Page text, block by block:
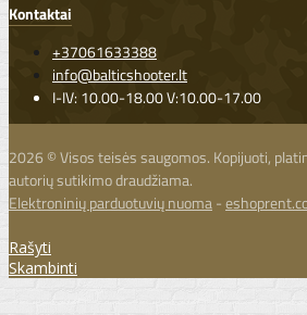
Kontaktai
+37061633388
info@balticshooter.lt
I-IV: 10.00-18.00 V:10.00-17.00
2026 © Visos teisės saugomos. Kopijuoti,
autorių sutikimo draudžiama.
Elektroninių parduotuvių nuoma-
Rašyti
Skambinti